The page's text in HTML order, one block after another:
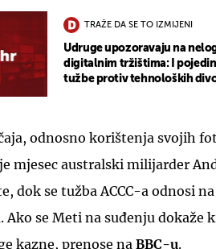
TRAŽE DA SE TO IZMIJENI
Udruge upozoravaju na
digitalnim tržištima: I
tužbe protiv tehnoloških
odnosno korištenja svojih
mjesec australski milijarder
dok se tužba ACCC-a odnosi
Ako se Meti na suđenju dokaže
kazne, prenose na BBC-u.